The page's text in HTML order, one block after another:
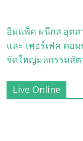
อิมแพ็ค ผนึกส.อุต
และ เพอร์เฟค คอ
จัดใหญ่มหกรรมสัต
Live Online